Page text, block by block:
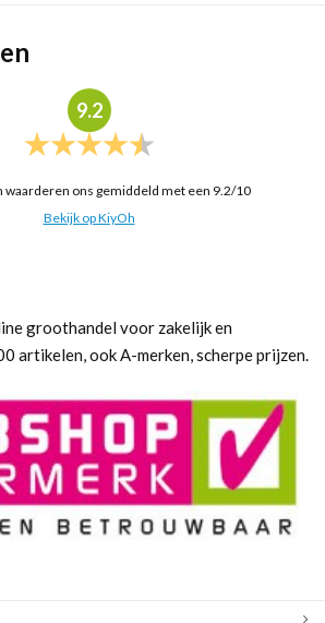
9.2
waarderen ons gemiddeld met een 9.2/10
Bekijk op KiyOh
groothandel voor zakelijk en
artikelen, ook A-merken, scherpe prijzen.